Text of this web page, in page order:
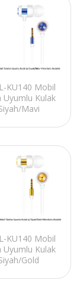
KU140 Mobil
Uyumlu Kulak
Mavi
KU140 Mobil
Uyumlu Kulak
Gold